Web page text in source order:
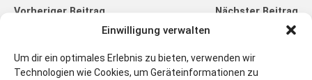
Einwilligung verwalten
Um dir ein optimales Erlebnis zu bieten, verwenden wir
Technologien wie Cookies, um Geräteinformationen zu
Vorheriger Beitrag
Nächster Beitrag
Die Lesereise Geht Weiter
1 Antwort